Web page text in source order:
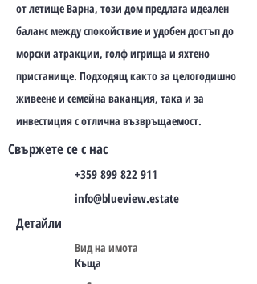
от летище Варна, този дом предлага идеален
баланс между спокойствие и удобен достъп до
морски атракции, голф игрища и яхтено
пристанище. Подходящ както за целогодишно
живеене и семейна ваканция, така и за
инвестиция с отлична възвръщаемост.
Свържете се с нас
+359 899 822 911
info@blueview.estate
Детайли
Вид на имота
Къща